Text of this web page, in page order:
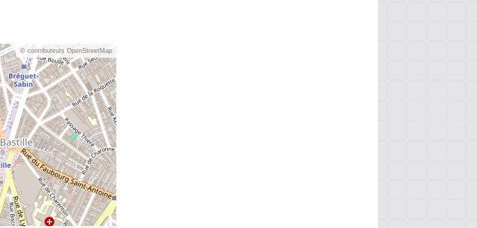
© contributeurs OpenStreetMap